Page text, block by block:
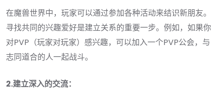
在魔兽世界中，玩家可以通过参加各种活动来结识新朋友。
寻找共同的兴趣爱好是建立关系的重要一步。例如，如果你
对PVP（玩家对玩家）感兴趣，可以加入一个PVP公会，与
志同道合的人一起战斗。
2.建立深入的交流：